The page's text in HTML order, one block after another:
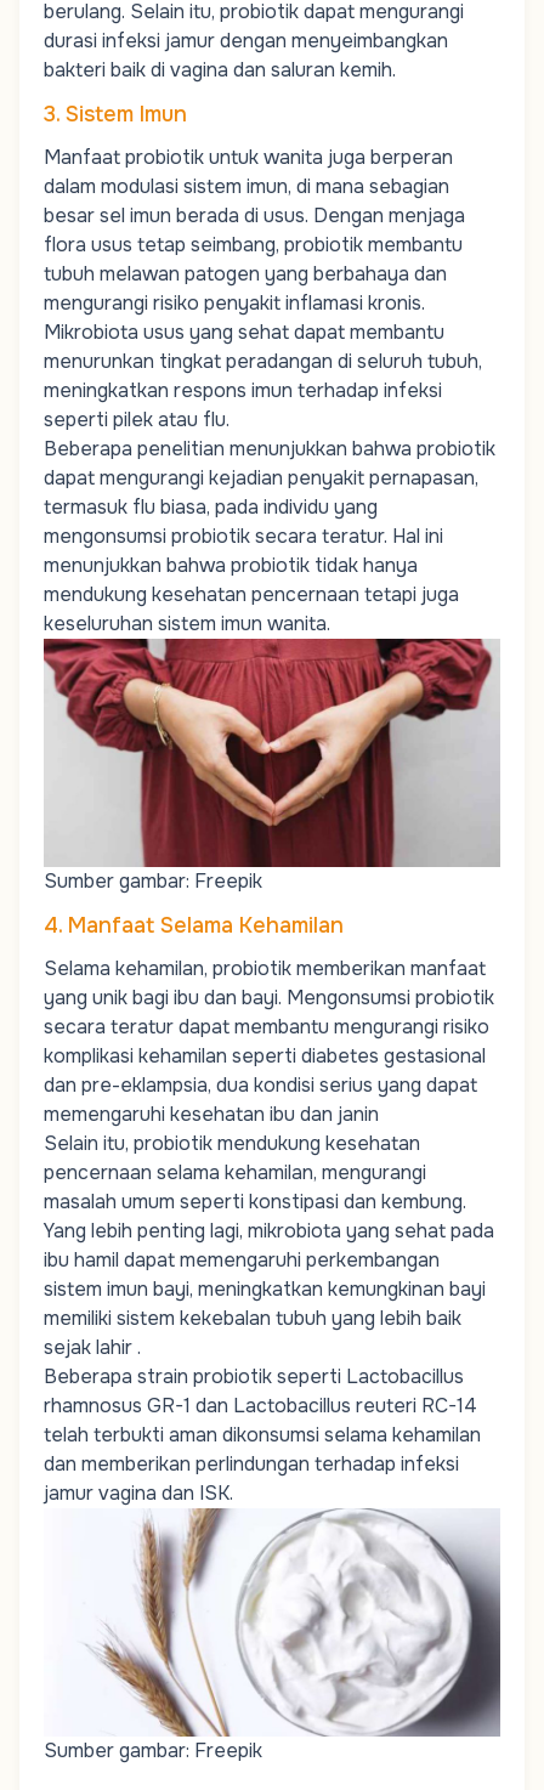
berulang. Selain itu, probiotik dapat mengurangi
durasi infeksi jamur dengan menyeimbangkan
bakteri baik di vagina dan saluran kemih.
3. Sistem Imun
Manfaat probiotik untuk wanita juga berperan
dalam modulasi sistem imun, di mana sebagian
besar sel imun berada di usus. Dengan menjaga
flora usus tetap seimbang, probiotik membantu
tubuh melawan patogen yang berbahaya dan
mengurangi risiko penyakit inflamasi kronis.
Mikrobiota usus yang sehat dapat membantu
menurunkan tingkat peradangan di seluruh tubuh,
meningkatkan respons imun terhadap infeksi
seperti pilek atau flu.
Beberapa penelitian menunjukkan bahwa probiotik
dapat mengurangi kejadian penyakit pernapasan,
termasuk flu biasa, pada individu yang
mengonsumsi probiotik secara teratur. Hal ini
menunjukkan bahwa probiotik tidak hanya
mendukung kesehatan pencernaan tetapi juga
keseluruhan sistem imun wanita.
Sumber gambar: Freepik
4. Manfaat Selama Kehamilan
Selama kehamilan, probiotik memberikan manfaat
yang unik bagi ibu dan bayi. Mengonsumsi probiotik
secara teratur dapat membantu mengurangi risiko
komplikasi kehamilan seperti diabetes gestasional
dan pre-eklampsia, dua kondisi serius yang dapat
memengaruhi kesehatan ibu dan janin
Selain itu, probiotik mendukung kesehatan
pencernaan selama kehamilan, mengurangi
masalah umum seperti konstipasi dan kembung.
Yang lebih penting lagi, mikrobiota yang sehat pada
ibu hamil dapat memengaruhi perkembangan
sistem imun bayi, meningkatkan kemungkinan bayi
memiliki sistem kekebalan tubuh yang lebih baik
sejak lahir .
Beberapa strain probiotik seperti Lactobacillus
rhamnosus GR-1 dan Lactobacillus reuteri RC-14
telah terbukti aman dikonsumsi selama kehamilan
dan memberikan perlindungan terhadap infeksi
jamur vagina dan ISK.
Sumber gambar: Freepik